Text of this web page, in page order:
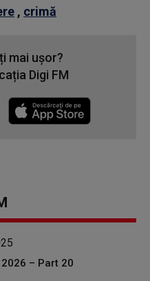
, crimă
mai ușor?
Digi FM
– Part 20